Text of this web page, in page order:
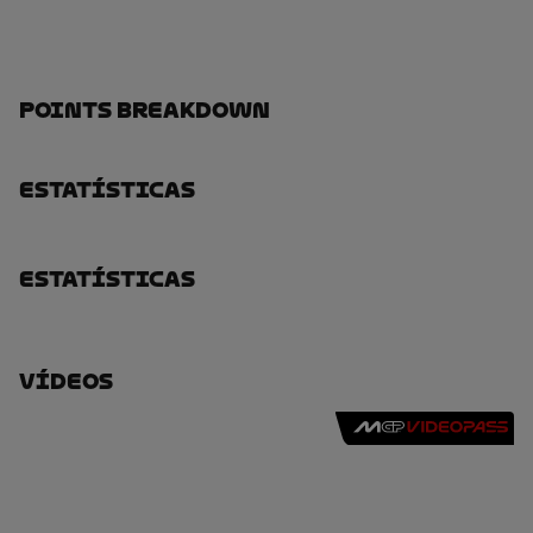
Points Breakdown
Estatísticas
Estatísticas
Vídeos